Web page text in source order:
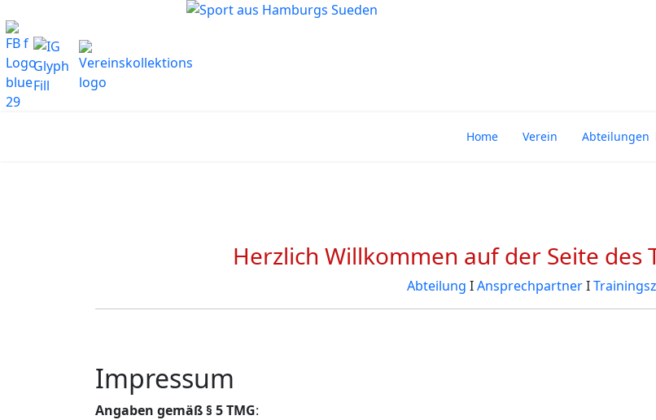
Home Verein Abteilungen
Herzlich Willkommen auf der Seite des
Abteilung ΙAnsprechpartnerΙ
Impressum
Angaben gemäß § 5 TMG: